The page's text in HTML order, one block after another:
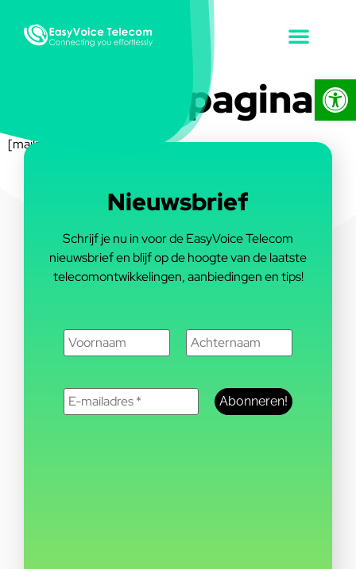
MailPoet pagina
[mailpoet_page]
Nieuwsbrief
Schrijf je nu in voor de EasyVoice Telecom
nieuwsbrief en blijf op de hoogte van de laatste
telecomontwikkelingen, aanbiedingen en tips!